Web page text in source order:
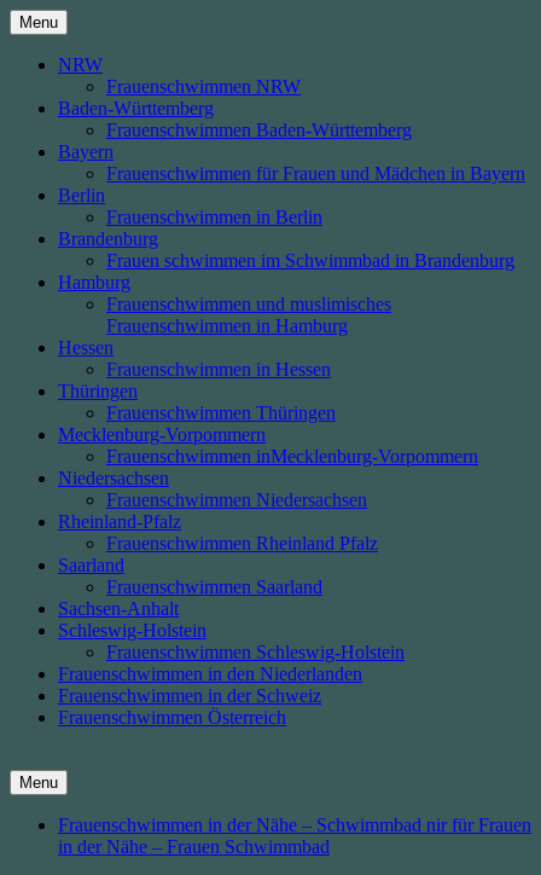
Skip
to
content
Menu
NRW
Frauenschwimmen NRW
Baden-Württemberg
Frauenschwimmen Baden-Württemberg
Bayern
Frauenschwimmen für Frauen und Mädchen in Bayern
Berlin
Frauenschwimmen in Berlin
Brandenburg
Frauen schwimmen im Schwimmbad in Brandenburg
Hamburg
Frauenschwimmen und muslimisches
Frauenschwimmen in Hamburg
Hessen
Frauenschwimmen in Hessen
Thüringen
Frauenschwimmen Thüringen
Mecklenburg-Vorpommern
Frauenschwimmen inMecklenburg-Vorpommern
Niedersachsen
Frauenschwimmen Niedersachsen
Rheinland-Pfalz
Frauenschwimmen Rheinland Pfalz
Saarland
Frauenschwimmen Saarland
Sachsen-Anhalt
Schleswig-Holstein
Frauenschwimmen Schleswig-Holstein
Frauenschwimmen in den Niederlanden
Frauenschwimmen in der Schweiz
Frauenschwimmen Österreich
Menu
Frauenschwimmen in der Nähe – Schwimmbad nir für Frauen
in der Nähe – Frauen Schwimmbad